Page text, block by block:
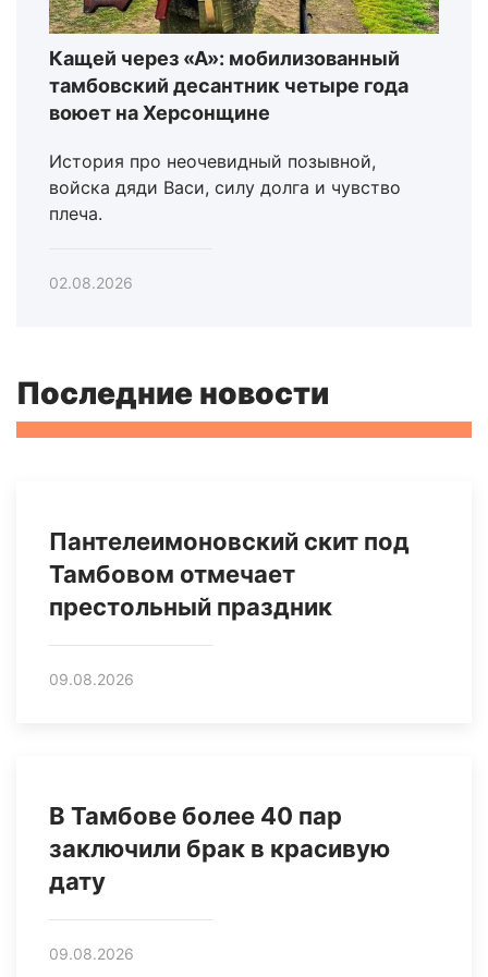
Кащей через «А»: мобилизованный
тамбовский десантник четыре года
воюет на Херсонщине
История про неочевидный позывной,
войска дяди Васи, силу долга и чувство
плеча.
02.08.2026
Последние новости
Пантелеимоновский скит под
Тамбовом отмечает
престольный праздник
09.08.2026
В Тамбове более 40 пар
заключили брак в красивую
дату
09.08.2026